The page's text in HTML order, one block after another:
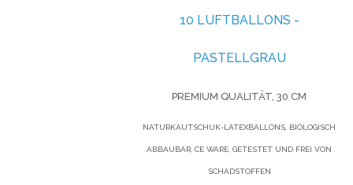
10 LUFTBALLONS -
PASTELLGRAU
PREMIUM QUALITÄT, 30 CM
NATURKAUTSCHUK-LATEXBALLONS, BIOLOGISCH
ABBAUBAR, CE WARE, GETESTET UND FREI VON
SCHADSTOFFEN